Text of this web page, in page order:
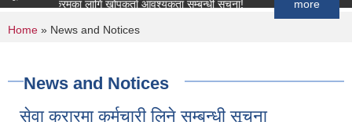
कार्यक्रमका लागि खोपकर्ता आवश्यकता सम्बन्धी सूचना!
You are here
Home » News and Notices
News and Notices
सेवा करारमा कर्मचारी लिने सम्बन्धी सूचना